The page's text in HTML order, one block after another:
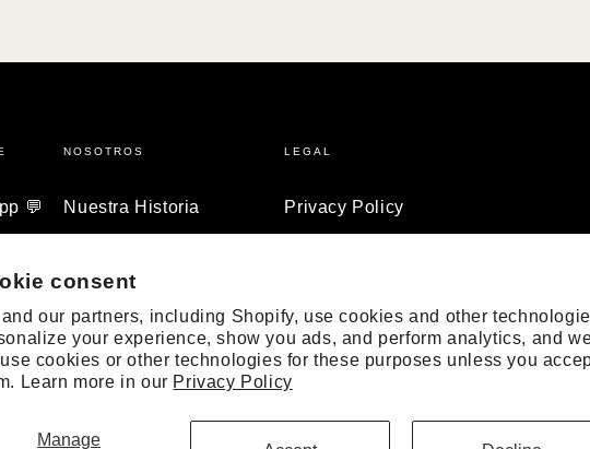
consent
our partners, including Shopify, use cookies and other
your experience, show you ads, and perform analytics, and we
cookies or other technologies for these purposes unless you
Learn more in our Privacy Policy
Manage
💬
NOSOTROS
Nuestra Historia
LEGAL
Privacy Policy